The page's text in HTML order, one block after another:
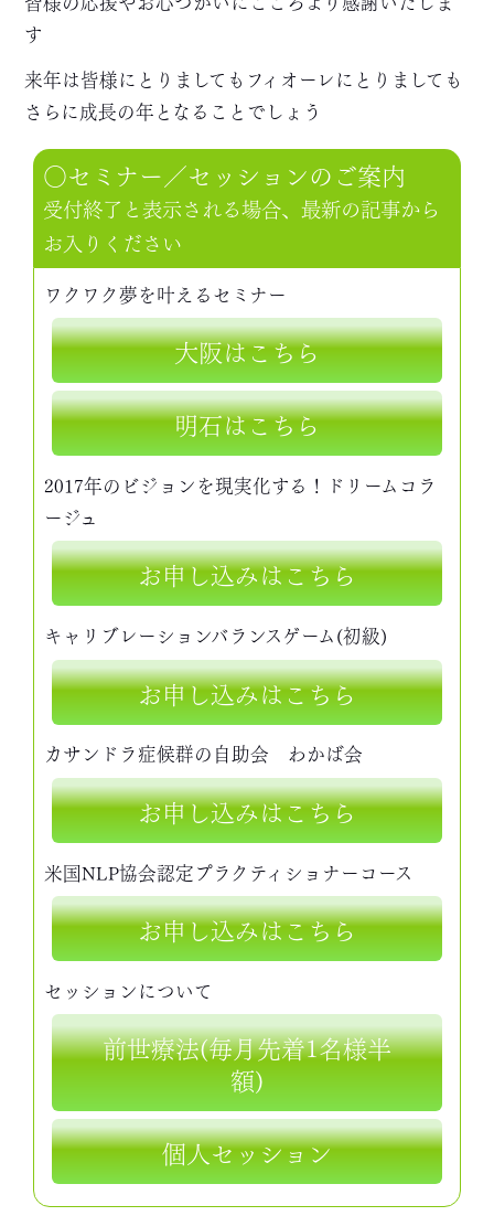
す
来年は皆様にとりましてもフィオーレにとりましても
さらに成長の年となることでしょう
○セミナー／セッションのご案内
受付終了と表示される場合、最新の記事から
お入りください
ワクワク夢を叶えるセミナー
大阪はこちら
明石はこちら
2017年のビジョンを現実化する！ドリームコラ
ージュ
お申し込みはこちら
キャリブレーションバランスゲーム(初級)
お申し込みはこちら
カサンドラ症候群の自助会 わかば会
お申し込みはこちら
米国NLP協会認定プラクティショナーコース
お申し込みはこちら
セッションについて
前世療法(毎月先着1名様半
額)
個人セッション